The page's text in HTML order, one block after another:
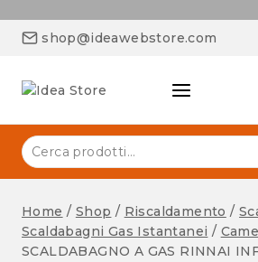
shop@ideawebstore.com
Home / Shop / Riscaldamento /
Scaldabagni Gas Istantanei /
SCALDABAGNO A GAS RINNAI